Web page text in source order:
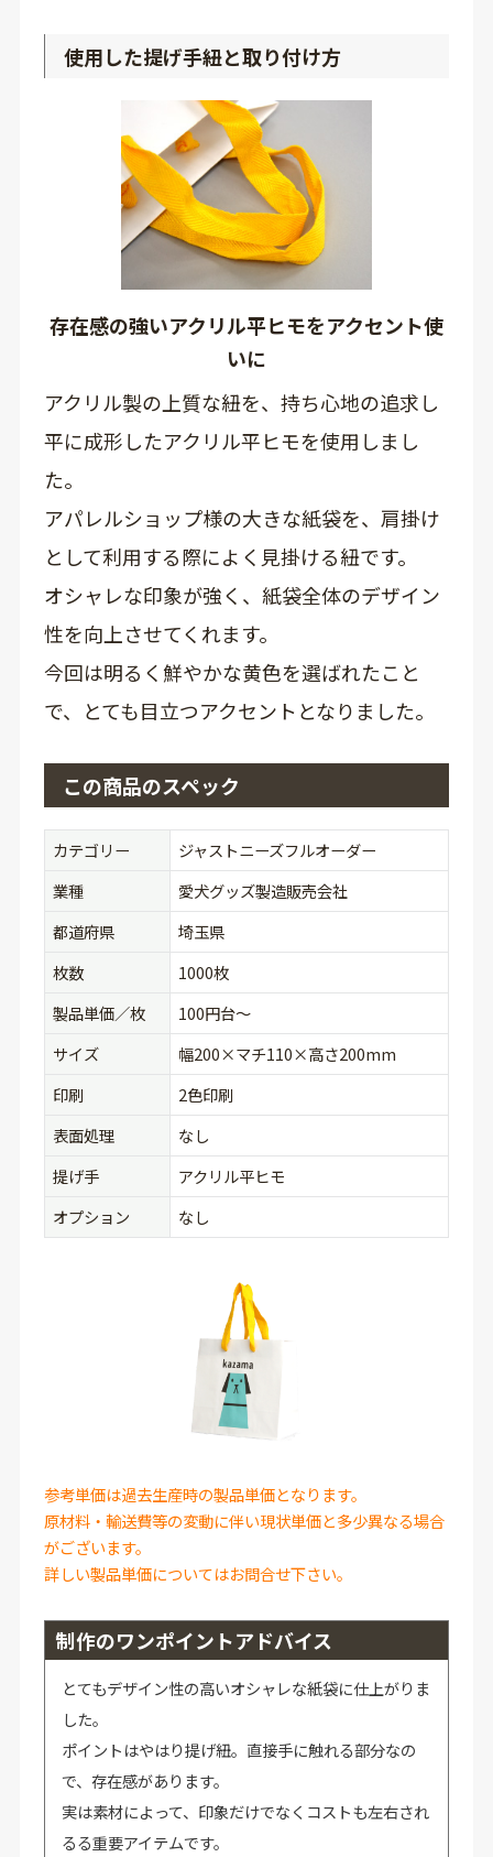
使用した提げ手紐と取り付け方
存在感の強いアクリル平ヒモをアクセント使
いに
アクリル製の上質な紐を、持ち心地の追求し
平に成形したアクリル平ヒモを使用しまし
た。
アパレルショップ様の大きな紙袋を、肩掛け
として利用する際によく見掛ける紐です。
オシャレな印象が強く、紙袋全体のデザイン
性を向上させてくれます。
今回は明るく鮮やかな黄色を選ばれたこと
で、とても目立つアクセントとなりました。
この商品のスペック
カテゴリー
ジャストニーズフルオーダー
業種
愛犬グッズ製造販売会社
都道府県
埼玉県
枚数
1000枚
製品単価／枚
100円台〜
サイズ
幅200×マチ110×高さ200mm
印刷
2色印刷
表面処理
なし
提げ手
アクリル平ヒモ
オプション
なし
参考単価は過去生産時の製品単価となります。
原材料・輸送費等の変動に伴い現状単価と多少異なる場合
がございます。
詳しい製品単価についてはお問合せ下さい。
制作のワンポイントアドバイス
とてもデザイン性の高いオシャレな紙袋に仕上がりま
した。
ポイントはやはり提げ紐。直接手に触れる部分なの
で、存在感があります。
実は素材によって、印象だけでなくコストも左右され
るる重要アイテムです。